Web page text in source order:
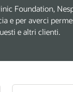
Foundation,
e per averci
e altri clienti.